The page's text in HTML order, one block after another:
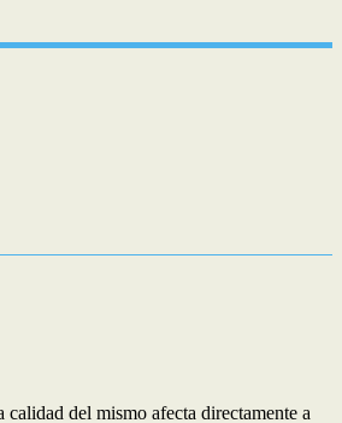
del mismo afecta directamente a